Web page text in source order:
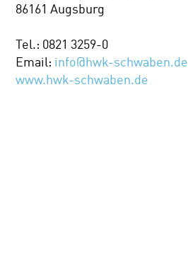
86161 Augsburg
Tel.: 0821 3259-0
Email: info@hwk-schwaben.de
www.hwk-schwaben.de